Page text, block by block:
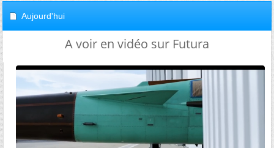
Aujourd'hui
A voir en vidéo sur Futura